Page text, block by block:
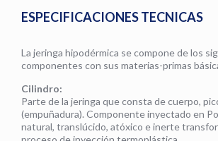
ESPECIFICACIONES TECNICAS
La jeringa hipodérmica se compone de los
componentes con sus materias-primas
Cilindro:
Parte de la jeringa que consta de cuerpo,
(empuñadura). Componente inyectado en
natural, translúcido, atóxico e inerte